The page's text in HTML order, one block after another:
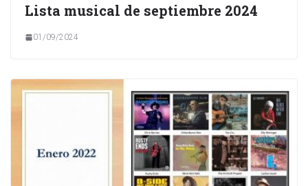
Lista musical de septiembre 2024
01/09/2024